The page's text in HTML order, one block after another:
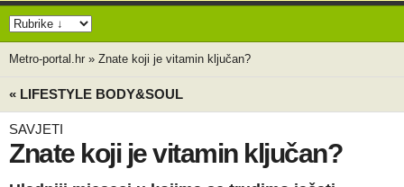
Metro-portal.hr » Znate koji je vitamin ključan?
« LIFESTYLE BODY&SOUL
SAVJETI
Znate koji je vitamin ključan?